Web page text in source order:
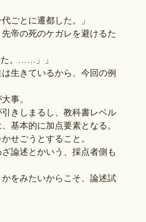
ごとに遷都した。」
帝の死のケガレを避けるた
。……」」
生きているから、今回の例
事。
きしまるし、教科書レベル
基本的に加点要素となる。
せごうとすること。
論述とかいう、採点者側も
をみたいからこそ、論述試